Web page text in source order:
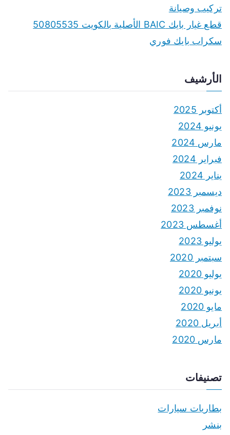
تركيب وصيانة
قطع غيار بايك BAIC الأصلية بالكويت 50805535
سكراب بايك فوري
الأرشيف
أكتوبر 2025
يونيو 2024
مارس 2024
فبراير 2024
يناير 2024
ديسمبر 2023
نوفمبر 2023
أغسطس 2023
يوليو 2023
سبتمبر 2020
يوليو 2020
يونيو 2020
مايو 2020
أبريل 2020
مارس 2020
تصنيفات
بطاريات سيارات
بنشر